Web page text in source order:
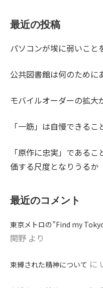
最近の投稿
パソコンが埃に弱いこと
公共図書館は何のために
モバイルオーダーの拡大
「一筋」は自慢できるこ
「原作に忠実」である
価する尺度となりうるか
最近のコメント
東京メトロの”Find my
関野 より
束縛された精神について に